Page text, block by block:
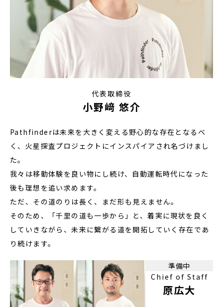
代表取締役
小野﨑 悠介
Pathfinderは未来を大きく変える野心的な存在となるべ
く、火星探査プロジェクトにインスパイアされ名づけまし
た。
我々は移動体験を良い物にし続け、自動運転時代になった
後も理想を追い求めます。
ただ、その道のりは長く、まだ形も見えません。
そのため、「千里の道も一歩から」と、着実に現状を良く
していきながら、未来に繋がる道を開拓していく存在であ
り続けます。
準備中
Chief of Staff
原広大